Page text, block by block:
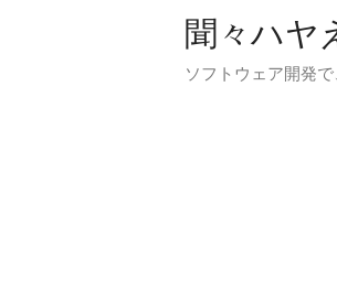
聞々ハヤ
ソフトウェア開発で